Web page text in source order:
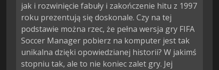
jak i rozwinięcie fabuły i zakończenie hitu z 1997
roku prezentują się doskonale. Czy na tej
podstawie można rzec, że pełna wersja gry FIFA
Soccer Manager pobierz na komputer jest tak
unikalna dzięki opowiedzianej historii? W jakimś
stopniu tak, ale to nie koniec zalet gry. Jej